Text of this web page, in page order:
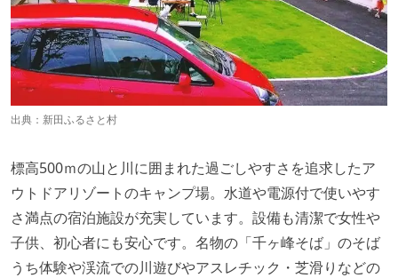
出典： 新田ふるさと村
標高500ｍの山と川に囲まれた過ごしやすさを追求したア
ウトドアリゾートのキャンプ場。水道や電源付で使いやす
さ満点の宿泊施設が充実しています。設備も清潔で女性や
子供、初心者にも安心です。名物の「千ヶ峰そば」のそば
うち体験や渓流での川遊びやアスレチック・芝滑りなどの